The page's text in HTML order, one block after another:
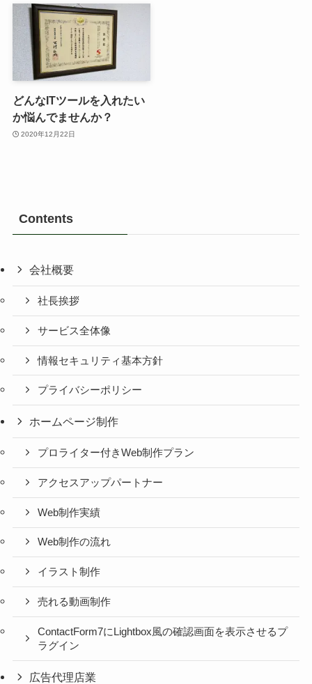
どんなITツールを入れたい
か悩んでませんか？
2020年12月22日
Contents
会社概要
社長挨拶
サービス全体像
情報セキュリティ基本方針
プライバシーポリシー
ホームページ制作
プロライター付きWeb制作プラン
アクセスアップパートナー
Web制作実績
Web制作の流れ
イラスト制作
売れる動画制作
ContactForm7にLightbox風の確認画面を表示させるプ
ラグイン
広告代理店業